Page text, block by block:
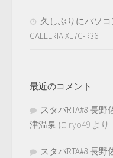
久しぶりにパソ
GALLERIA XL7C-R36
最近のコメント
スタバRTA#8 長
津温泉 に ryo49 より
スタバRTA#8 長